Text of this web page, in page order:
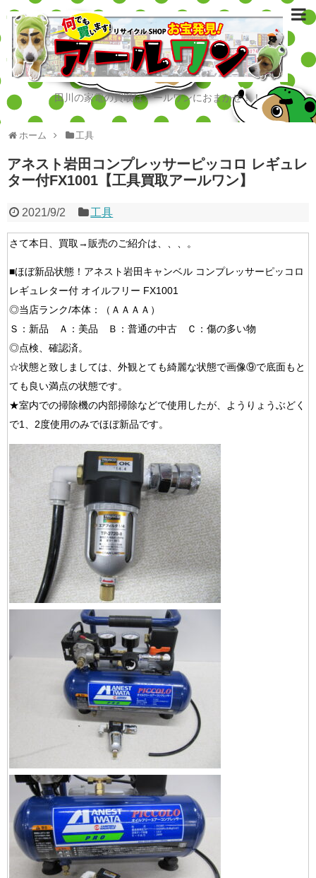
田川の家電の買取はアールワンにおまかせ！！
ホーム 工具
アネスト岩田コンプレッサーピッコロ レギュレ
ター付FX1001【工具買取アールワン】
2021/9/2 工具
さて本日、買取→販売のご紹介は、、、。
■ほぼ新品状態！アネスト岩田キャンベル コンプレッサーピッコロ
レギュレター付 オイルフリー FX1001
◎当店ランク/本体：（ＡＡＡＡ）
Ｓ：新品 Ａ：美品 Ｂ：普通の中古 Ｃ：傷の多い物
◎点検、確認済。
☆状態と致しましては、外観とても綺麗な状態で画像⑨で底面もと
ても良い満点の状態です。
★室内での掃除機の内部掃除などで使用したが、ようりょうぶどく
で1、2度使用のみでほぼ新品です。